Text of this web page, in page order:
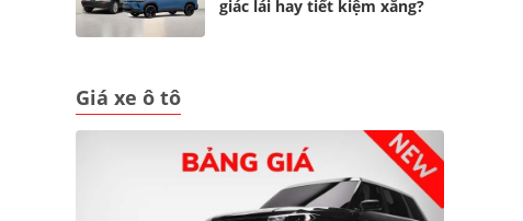
giác lái hay tiết kiệm xăng?
Giá xe ô tô